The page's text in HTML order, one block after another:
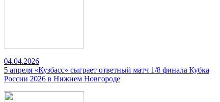
04.04.2026
5 апреля «Кузбасс» сыграет ответный матч 1/8 финала Кубка
России 2026 в Нижнем Новгороде